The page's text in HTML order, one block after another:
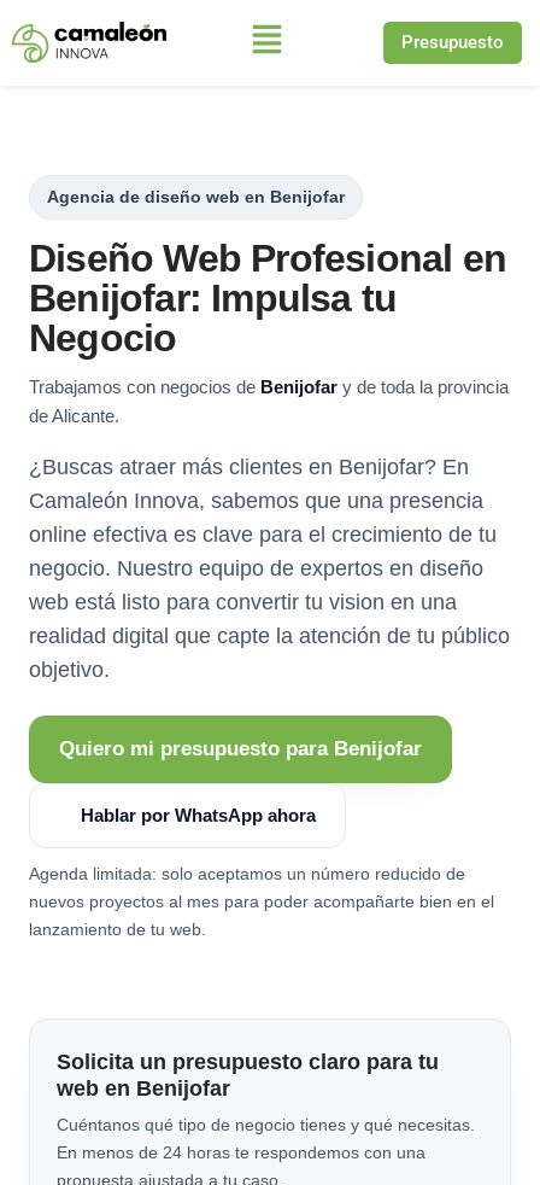
Saltar
Presupuesto
Agencia de diseño web en Benijofar
Diseño Web Profesional en
Benijofar: Impulsa tu
Negocio
Trabajamos con negocios de Benijofar y de toda la provincia
de Alicante.
¿Buscas atraer más clientes en Benijofar? En
Camaleón Innova, sabemos que una presencia
online efectiva es clave para el crecimiento de tu
negocio. Nuestro equipo de expertos en diseño
web está listo para convertir tu vision en una
realidad digital que capte la atención de tu público
objetivo.
Quiero mi presupuesto para Benijofar
Hablar por WhatsApp ahora
Agenda limitada: solo aceptamos un número reducido de
nuevos proyectos al mes para poder acompañarte bien en el
lanzamiento de tu web.
Solicita un presupuesto claro para tu
web en Benijofar
Cuéntanos qué tipo de negocio tienes y qué necesitas.
En menos de 24 horas te respondemos con una
propuesta ajustada a tu caso.